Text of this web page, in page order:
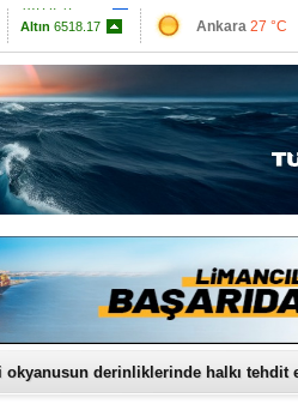
Altın 6518.17
Euro55.0481
Ankara 27 °C
Antalya34 °C
Muğla 28 °C
Çanakkale 27
‘SoleMarin’i seçti
okyanusun derinliklerinde halkı tehdit
yosunu: Yüz binlerce canlıyı